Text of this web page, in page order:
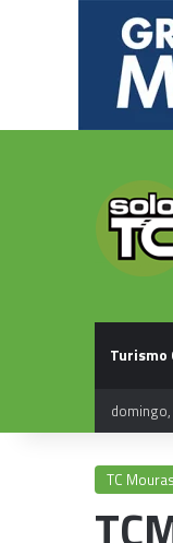
TC Mouras